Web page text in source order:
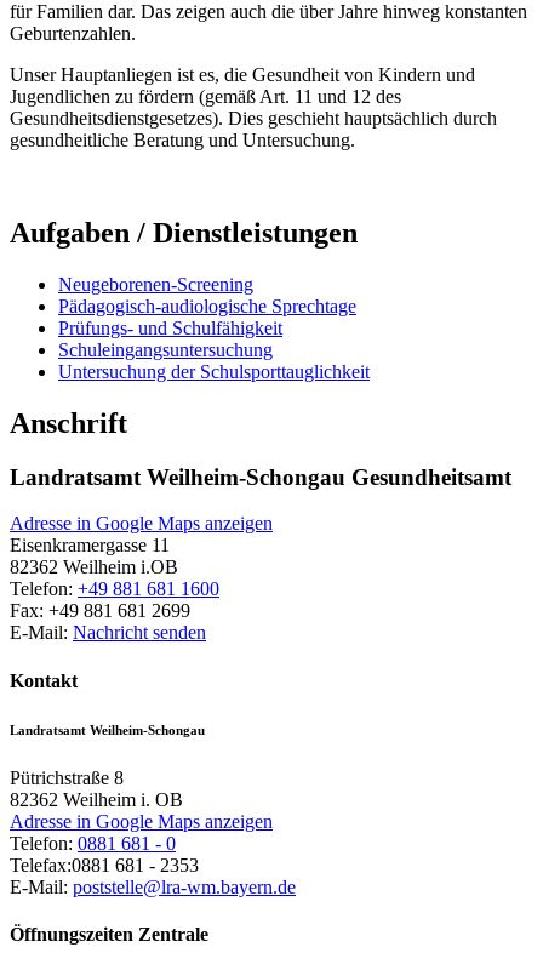
für Familien dar. Das zeigen auch die über Jahre hinweg konstanten
Geburtenzahlen.
Unser Hauptanliegen ist es, die Gesundheit von Kindern und
Jugendlichen zu fördern (gemäß Art. 11 und 12 des
Gesundheitsdienstgesetzes). Dies geschieht hauptsächlich durch
gesundheitliche Beratung und Untersuchung.
Aufgaben / Dienstleistungen
Neugeborenen-Screening
Pädagogisch-audiologische Sprechtage
Prüfungs- und Schulfähigkeit
Schuleingangsuntersuchung
Untersuchung der Schulsporttauglichkeit
Anschrift
Landratsamt Weilheim-Schongau Gesundheitsamt
Adresse in Google Maps anzeigen
Eisenkramergasse 11
82362 Weilheim i.OB
Telefon: +49 881 681 1600
Fax: +49 881 681 2699
E-Mail: Nachricht senden
Kontakt
Landratsamt Weilheim-Schongau
Pütrichstraße 8
82362 Weilheim i. OB
Adresse in Google Maps anzeigen
Telefon: 0881 681 - 0
Telefax:0881 681 - 2353
E-Mail: poststelle@lra-wm.bayern.de
Öffnungszeiten Zentrale